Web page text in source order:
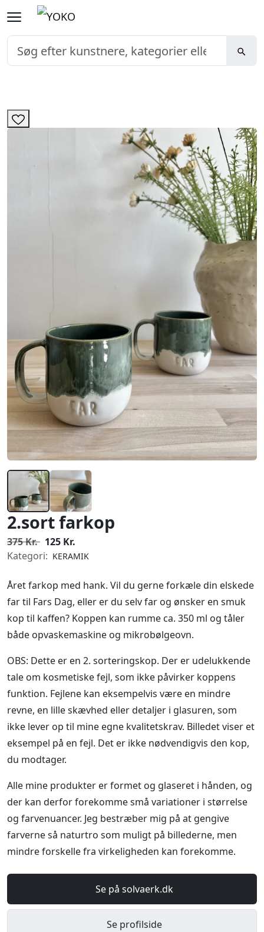
2.sort farkop
375 Kr. 125 Kr.
Kategori: KERAMIK
Året farkop med hank. Vil du gerne forkæle din elskede
far til Fars Dag, eller er du selv far og ønsker en smuk
kop til kaffen? Koppen kan rumme ca. 350 ml og tåler
både opvaskemaskine og mikrobølgeovn.
OBS: Dette er en 2. sorteringskop. Der er udelukkende
tale om kosmetiske fejl, som ikke påvirker koppens
funktion. Fejlene kan eksempelvis være en mindre
revne, en lille skævhed eller detaljer i glasuren, som
ikke lever op til mine egne kvalitetskrav. Billedet viser et
eksempel på en fejl. Det er ikke nødvendigvis den kop,
du modtager.
Alle mine produkter er formet og glaseret i hånden, og
der kan derfor forekomme små variationer i størrelse
og farvenuancer. Jeg bestræber mig på at gengive
farverne så naturtro som muligt på billederne, men
mindre forskelle fra virkeligheden kan forekomme.
Se på solvaerk.dk
Se profilside